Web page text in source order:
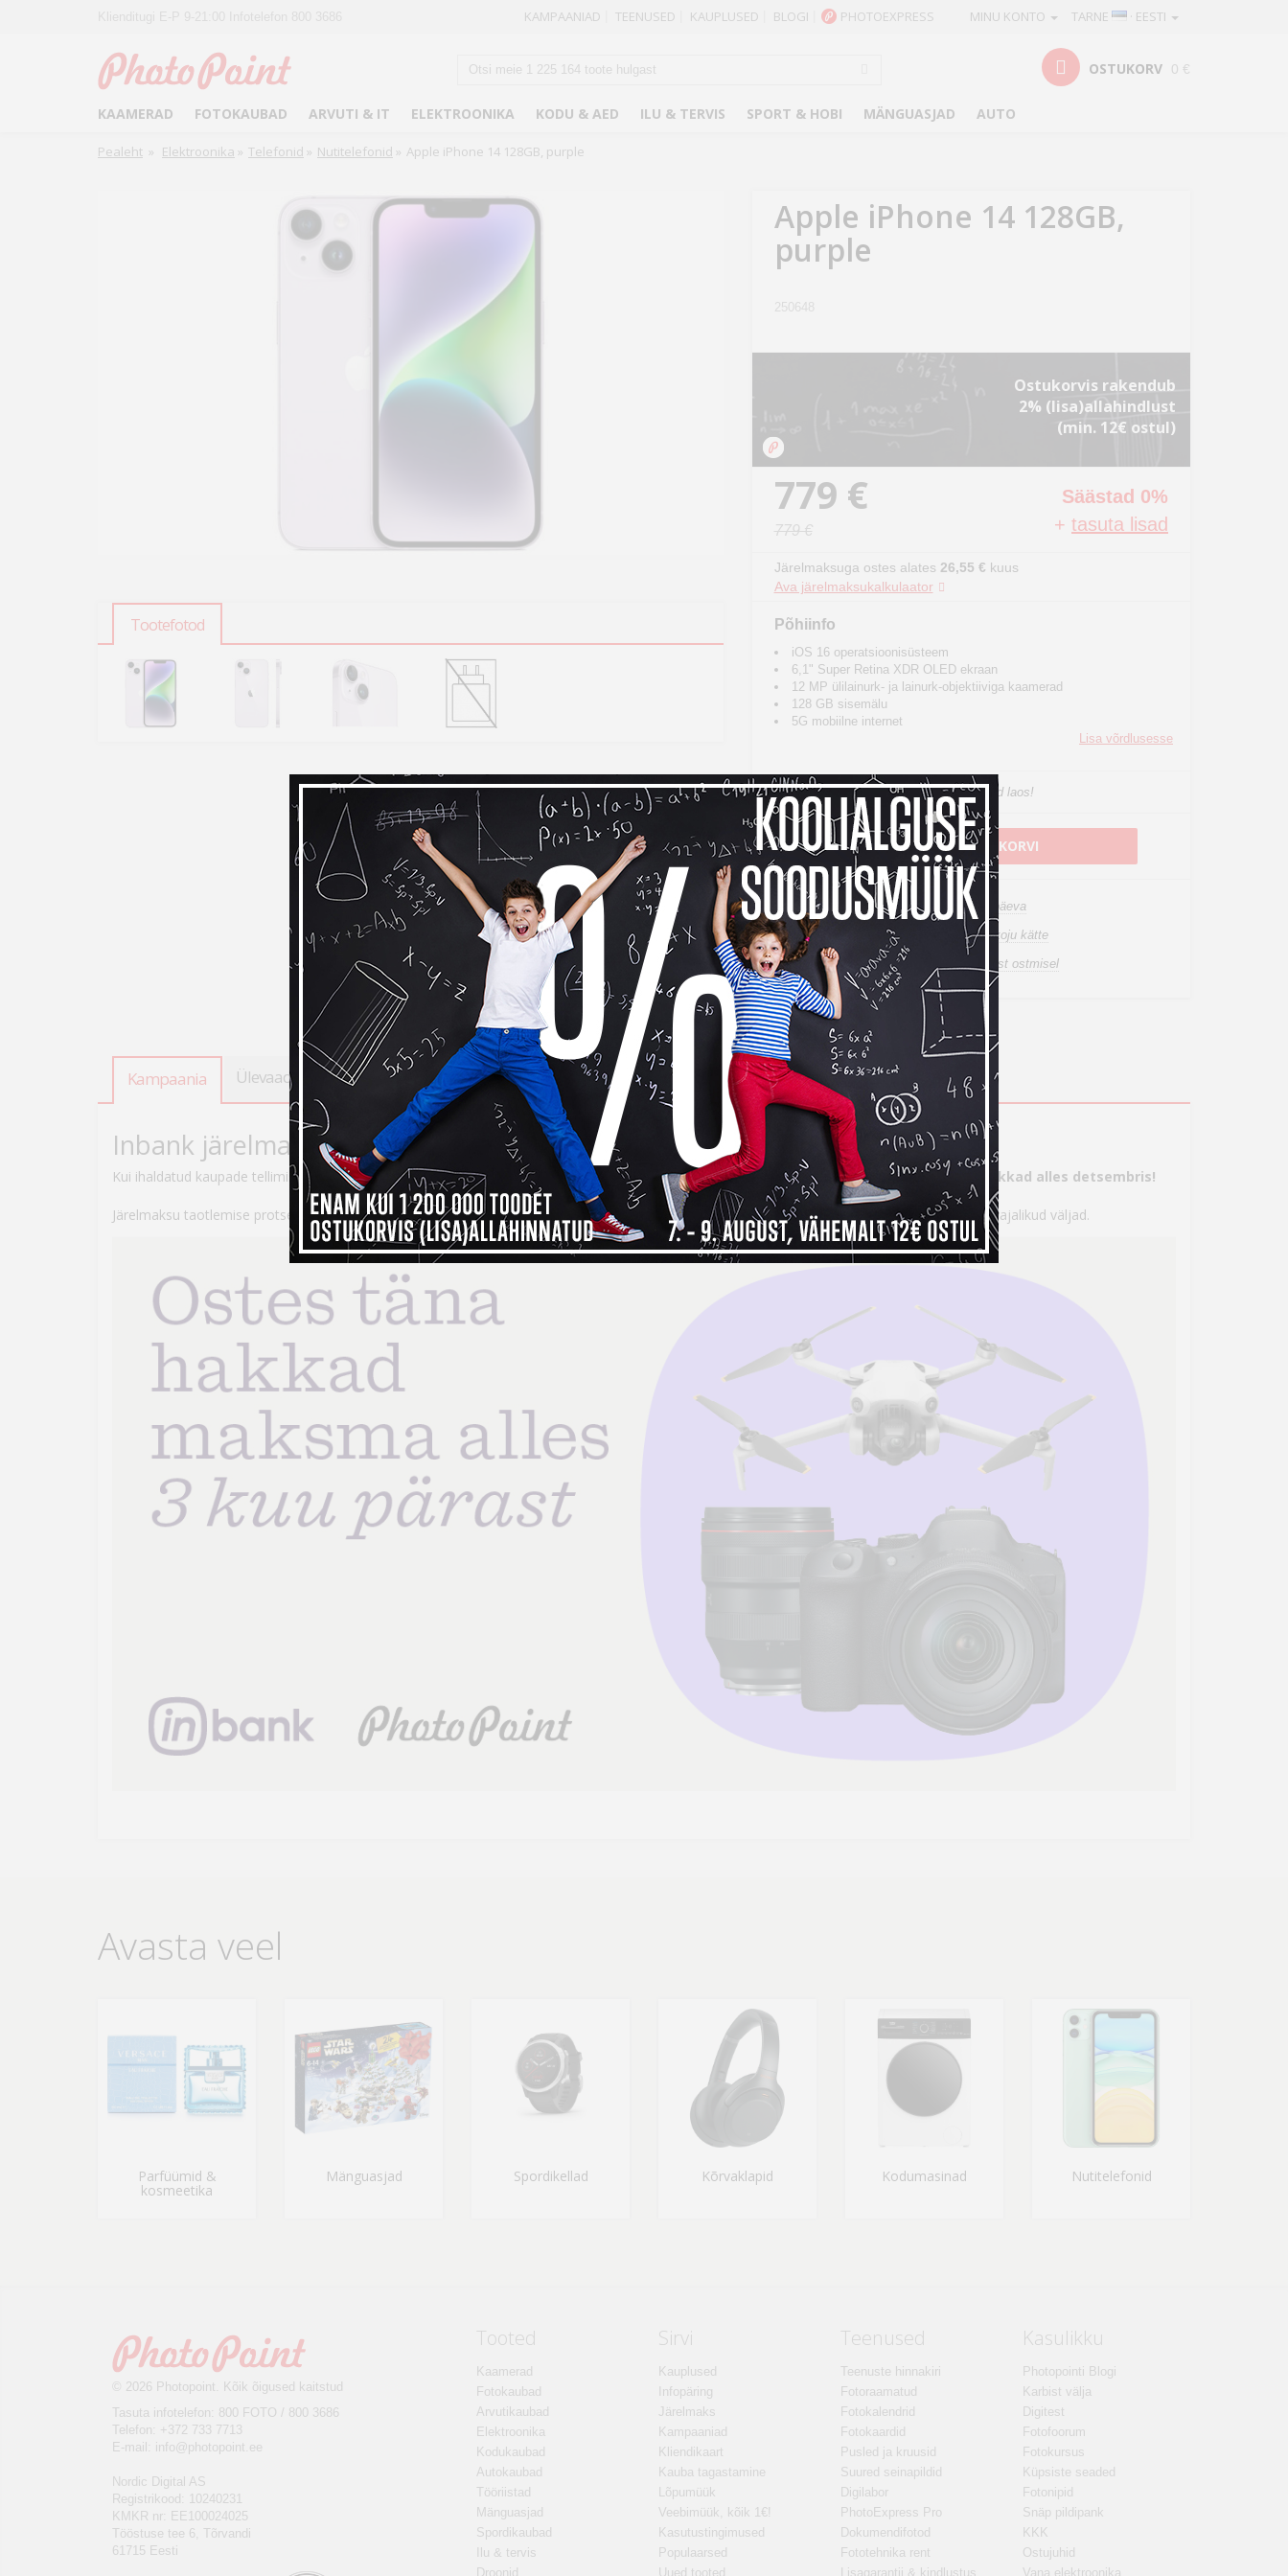
TARNE · EESTI
MINU KONTO
KAMPAANIAD TEENUSED KAUPLUSED BLOGI PHOTOEXPRESS
OSTUKORV 0 €
KAAMERAD FOTOKAUBAD ARVUTI & IT ELEKTROONIKA KODU & AED ILU & TERVIS SPORT & HOBI MÄNGUASJAD AUTO
Pealeht » Elektroonika » Telefonid » Nutitelefonid » Apple iPhone 14 128GB, purple
Tootefotod
Apple iPhone 14 128GB,
purple
250648
Ostukorvis rakendub
2% (lisa)allahindlust
(min. 12€ ostul)
779 €
+ tasuta lisad
Säästad 0%
779 €
Järelmaksuga ostes alates 26,55 € kuus
Ava järelmaksukalkulaator
Põhiinfo
iOS 16 operatsioonisüsteem
6,1" Super Retina XDR OLED ekraan
12 MP ülilainurk- ja lainurk-objektiiviga kaamerad
128 GB sisemälu
5G mobiilne internet
Lisa võrdlusesse
Osta kohe, viimased eksemplarid laos!
LISA OSTUKORVI
Toode on laos, tarneaeg 1-3 tööpäeva
See toode tuuakse sulle tasuta koju kätte
14 14 päeva tagastusõigus internetist ostmisel
Kampaania Ülevaade Tooteandmed Kokkusobivad tooted 6 Tarneinfo Saadavus
Inbank järelmaksuga ostes maksad kauba eest alles detsembris
Kui ihaldatud kaupade tellimiseks peaks raha nappima, siisInbank järelmaksu abiga saad soovitud kauba kohe kätte, aga maksma hakkad alles detsembris!
Järelmaksu taotlemise protsess on lihtne – veebikaubamaja ostukorvis tuleb makseviisiks valida “Maksa järelmaksuga” ning seejärel täita kõik vajalikud väljad.
Avasta veel
Parfüümid &
kosmeetika
Mänguasjad Spordikellad Kõrvaklapid Kodumasinad Nutitelefonid
© 2026 Photopoint. Kõik õigused kaitstud
Tasuta infotelefon: 800 FOTO / 800 3686
Telefon: +372 733 7713
E-mail: info@photopoint.ee
Nordic Digital AS
Registrikood: 10240231
KMKR nr: EE100024025
Tööstuse tee 6, Tõrvandi
61715 Eesti
Tooted
Kaamerad
Fotokaubad
Arvutikaubad
Elektroonika
Kodukaubad
Autokaubad
Tööriistad
Mänguasjad
Spordikaubad
Ilu & tervis
Droonid
Sirvi
Kauplused
Infopäring
Järelmaks
Kampaaniad
Kliendikaart
Kauba tagastamine
Lõpumüük
Veebimüük, kõik 1€!
Kasutustingimused
Populaarsed
Uued tooted
Teenused
Teenuste hinnakiri
Fotoraamatud
Fotokalendrid
Fotokaardid
Pusled ja kruusid
Suured seinapildid
Digilabor
PhotoExpress Pro
Dokumendifotod
Fototehnika rent
Lisagarantii & kindlustus
Kasulikku
Photopointi Blogi
Karbist välja
Digitest
Fotofoorum
Fotokursus
Küpsiste seaded
Fotonipid
Snäp pildipank
KKK
Ostujuhid
Vana elektroonika